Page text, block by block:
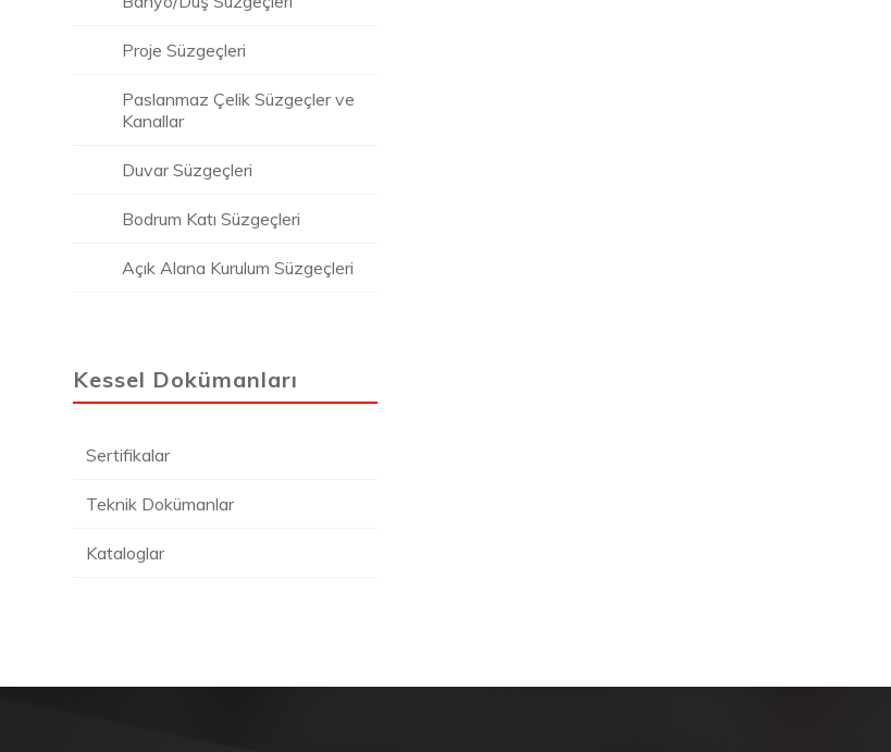
Proje Süzgeçleri
Paslanmaz Çelik Süzgeçler ve
Kanallar
Duvar Süzgeçleri
Bodrum Katı Süzgeçleri
Açık Alana Kurulum Süzgeçleri
Kessel Dokümanları
Sertifikalar
Teknik Dokümanlar
Kataloglar